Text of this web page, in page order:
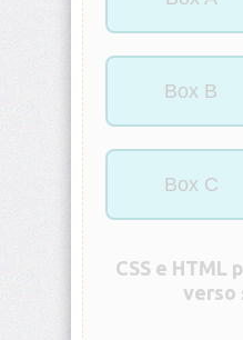
backdrop-
filter
backface-
visibility
background
background-
attachment
background-
blend-
mode
Box B
Box C
CSS e HTML
verso